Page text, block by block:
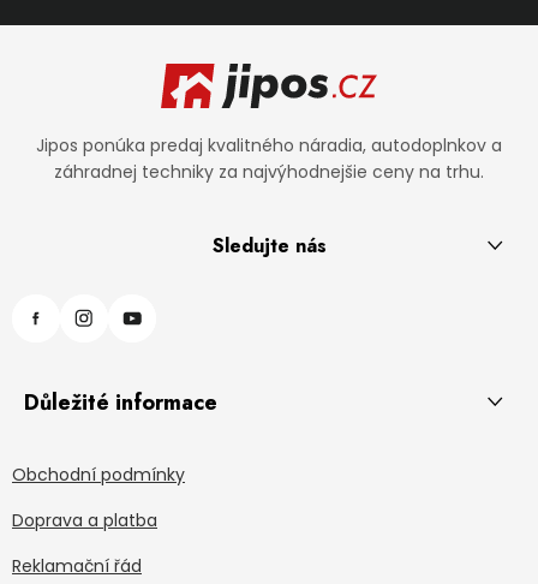
Jipos ponúka predaj kvalitného náradia, autodoplnkov a
záhradnej techniky za najvýhodnejšie ceny na trhu.
Sledujte nás
Důležité informace
Obchodní podmínky
Doprava a platba
Reklamační řád